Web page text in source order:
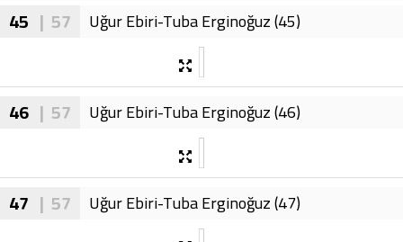
45 | 57 Uğur Ebiri-Tuba Erginoğuz (45)
46 | 57 Uğur Ebiri-Tuba Erginoğuz (46)
47 | 57 Uğur Ebiri-Tuba Erginoğuz (47)